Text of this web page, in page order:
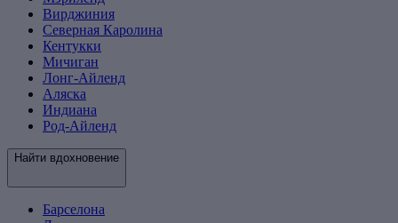
Вирджиния
Северная Каролина
Кентукки
Мичиган
Лонг-Айленд
Аляска
Индиана
Род-Айленд
Найти вдохновение
Барселона